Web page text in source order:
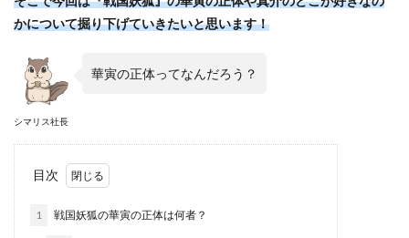
かについて掘り下げていきたいと思います！
シマリス社長
華寅の正体ってなんだろう？
目次
1 戦国妖狐の華寅の正体は何者？